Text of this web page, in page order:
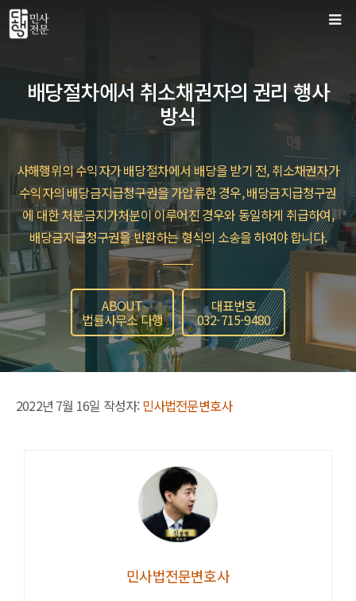
컨
텐
너
배당절차에서 취소채권자의 권리 행사
방식
사해행위의 수익자가 배당절차에서 배당을 받기 전, 취소채권자가
수익자의 배당금지급청구권을 가압류한 경우, 배당금지급청구권
에 대한 처분금지가처분이 이루어진 경우와 동일하게 취급하여,
배당금지급청구권을 반환하는 형식의 소송을 하여야 합니다.
ABOUT
법률사무소 다행
대표번호
032-715-9480
2022년 7월 16일 작성자:민사법전문변호사
민사법전문변호사